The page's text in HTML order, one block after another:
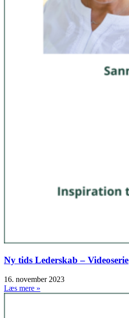
Ny tids Lederskab – Videoserie
16. november 2023
Læs mere »